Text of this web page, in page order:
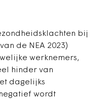
bij
de NEA 2023)
werknemers,
hinder van
dagelijks
wordt